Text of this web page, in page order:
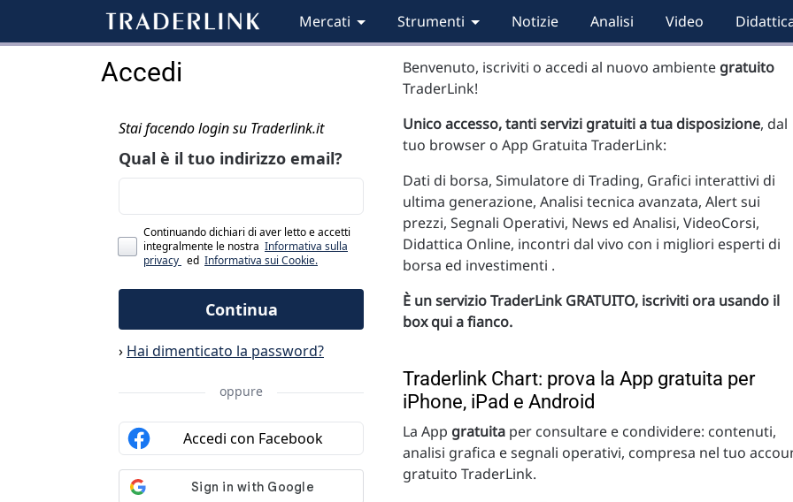
Mercati Strumenti Notizie Analisi Video
Accedi Benvenuto, iscriviti o accedi al nuovo ambiente gratuito
TraderLink!
Unico accesso, tanti servizi gratuiti a tua disposizione, dal
tuo browser o App Gratuita TraderLink:
Dati di borsa, Simulatore di Trading, Grafici interattivi di
ultima generazione, Analisi tecnica avanzata, Alert sui
prezzi, Segnali Operativi, News ed Analisi, VideoCorsi,
Didattica Online, incontri dal vivo con i migliori esperti di
borsa ed investimenti .
È un servizio TraderLink GRATUITO, iscriviti ora usando il
box qui a fianco.
Traderlink Chart: prova la App gratuita per
iPhone, iPad e Android
La App gratuita per consultare e condividere: contenuti,
analisi grafica e segnali operativi, compresa nel tuo
gratuito TraderLink.